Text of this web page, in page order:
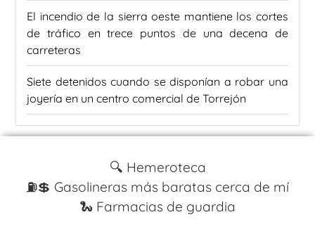
El incendio de la sierra oeste mantiene los cortes
de tráfico en trece puntos de una decena de
carreteras
Siete detenidos cuando se disponían a robar una
joyería en un centro comercial de Torrejón
🔍 Hemeroteca
⛽️💲 Gasolineras más baratas cerca de mí
🐍 Farmacias de guardia